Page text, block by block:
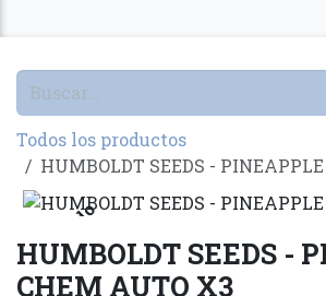
Todos los productos
HUMBOLDT SEEDS -
Agotado
HUMBOLDT SEEDS -
CHEM AUTO X3